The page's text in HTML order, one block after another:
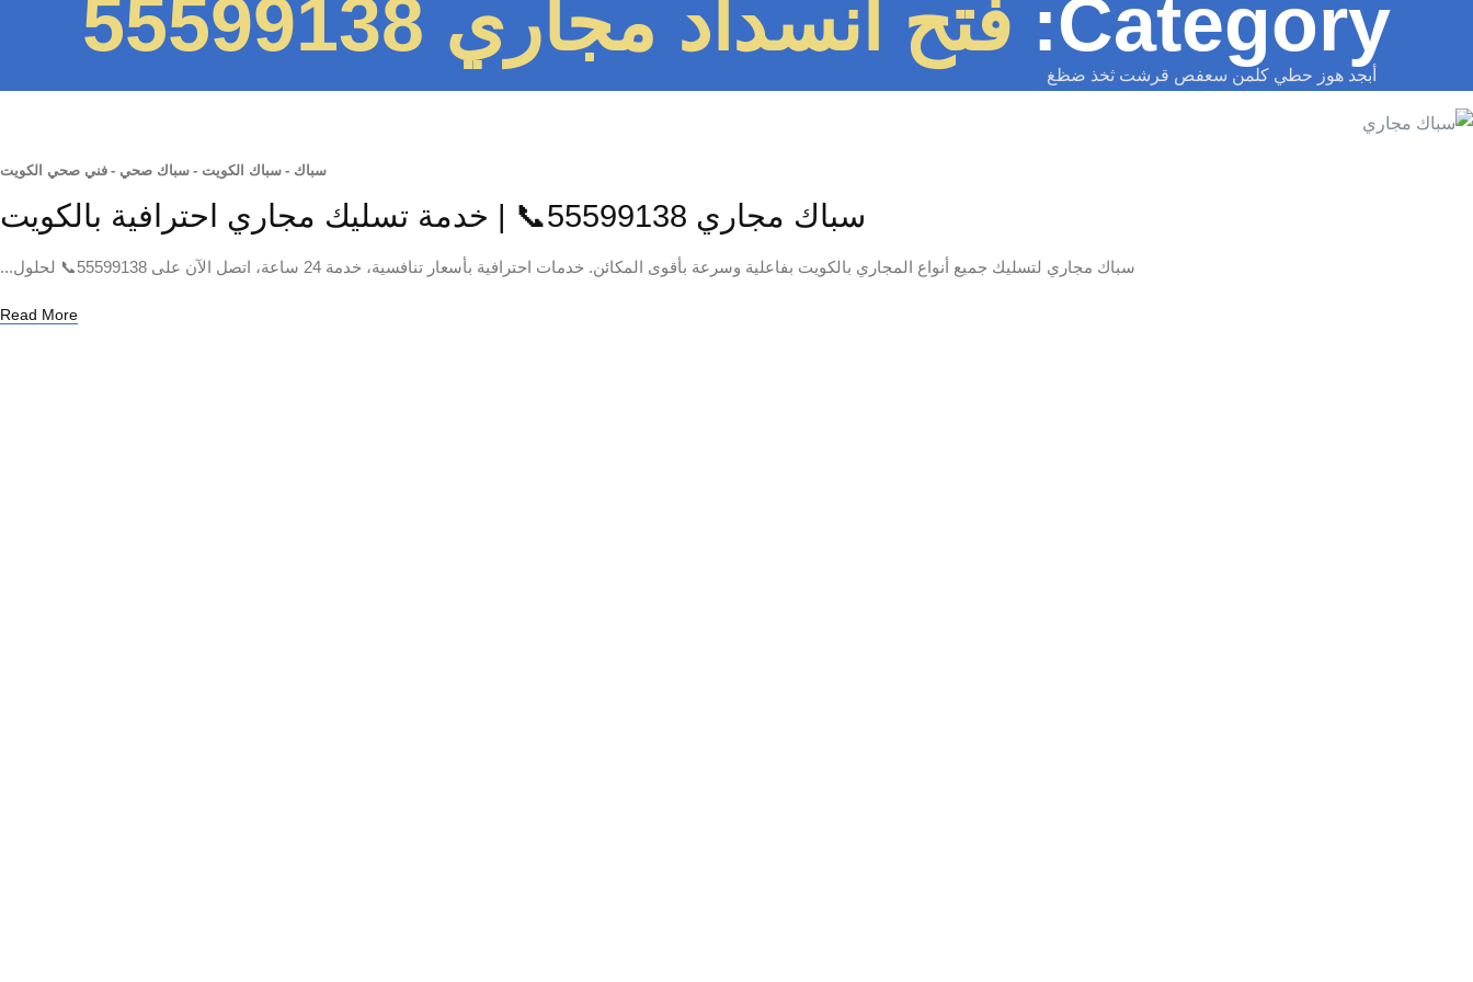
Category: فتح انسداد مجاري 55599138
أبجد هوز حطي كلمن سعفص قرشت ثخذ ضظغ
سباك - سباك الكويت - سباك صحي - فني صحي الكويت
سباك مجاري 55599138📞 | خدمة تسليك مجاري احترافية بالكويت
سباك مجاري لتسليك جميع أنواع المجاري بالكويت بفاعلية وسرعة بأقوى المكائن. خدمات احترافية بأسعار تنافسية، خدمة 24 ساعة، اتصل الآن على 55599138📞 لحلول...
Read More